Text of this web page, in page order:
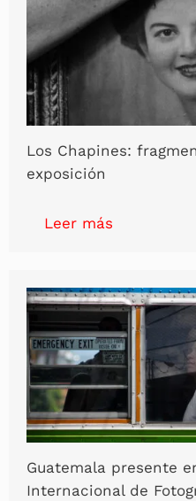
Los Chapines:
exposición
Leer más
Guatemala presente
Internacional de